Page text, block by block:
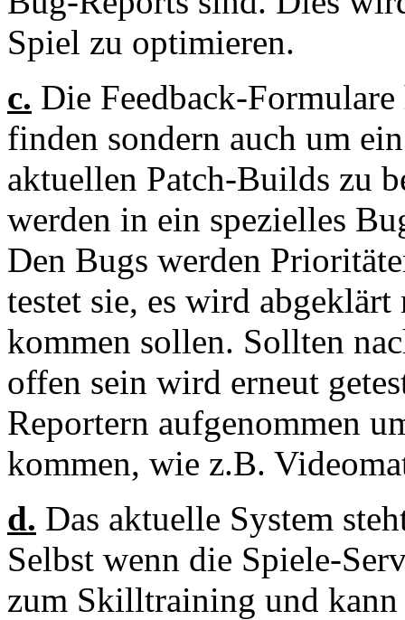
Spiel zu optimieren.
c. Die Feedback-
finden sondern auch um
aktuellen Patch-Builds zu
werden in ein spezielles
Den Bugs werden
testet sie, es wird
kommen sollen. Sollten
offen sein wird erneut
Reportern aufgenommen
kommen, wie z.B.
d. Das aktuelle System
Selbst wenn die Spiele-
zum Skilltraining und kann